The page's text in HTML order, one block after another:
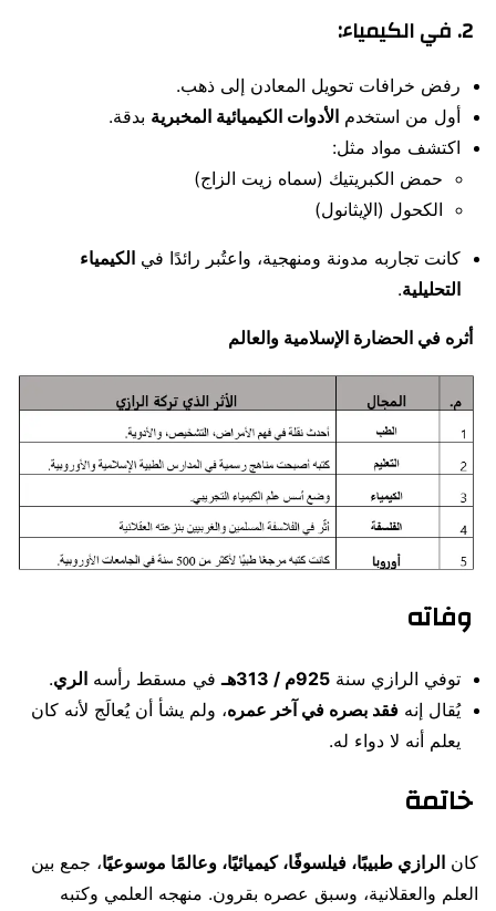
رفض خرافات تحويل المعادن إلى ذهب.
أول من استخدم الأدوات الكيميائية المخبرية بدقة.
اكتشف مواد مثل:
حمض الكبريتيك (سماه زيت الزاج)
الكحول (الإيثانول)
كانت تجاربه مدونة ومنهجية، واعتُبر رائدًا في الكيمياء
التحليلية.
أثره في الحضارة الإسلامية والعالم
وفاته
توفي الرازي سنة 925م / 313هـ في مسقط رأسه الري.
يُقال إنه فقد بصره في آخر عمره، ولم يشأ أن يُعالَج لأنه كان
يعلم أنه لا دواء له.
خاتمة
كان الرازي طبيبًا، فيلسوفًا، كيميائيًا، وعالمًا موسوعيًا، جمع بين
العلم والعقلانية، وسبق عصره بقرون. منهجه العلمي وكتبه